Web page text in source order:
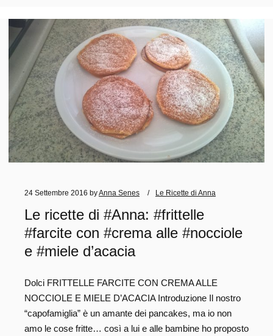
24 Settembre 2016 byAnna Senes Le Ricette di Anna
Le ricette di #Anna: #frittelle
#farcite con #crema alle #nocciole
e #miele d’acacia
Dolci FRITTELLE FARCITE CON CREMA ALLE
NOCCIOLE E MIELE D’ACACIA Introduzione Il nostro
“capofamiglia” è un amante dei pancakes, ma io non
amo le cose fritte… così a lui e alle bambine ho proposto